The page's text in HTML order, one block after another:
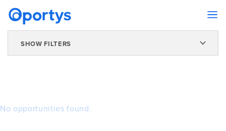
SHOW FILTERS
No opportunities found.